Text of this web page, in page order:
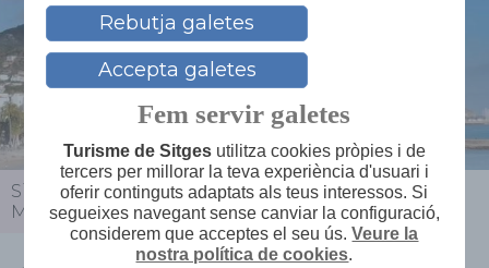
Sitges > Actualitat > Agenda > Sitgestiu - Jazz al
Mirador
Rebutja galetes
Accepta galetes
Fem servir galetes
Turisme de Sitgesutilitza cookies pròpies i de
tercers per millorar la teva experiència d'usuari i
oferir continguts adaptats als teus interessos. Si
segueixes navegant sense canviar la configuració,
considerem que acceptes el seu ús.Veure la
nostra política de cookies.